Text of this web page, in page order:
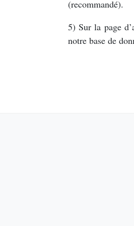
(recommandé).
5) Sur la page
notre base de